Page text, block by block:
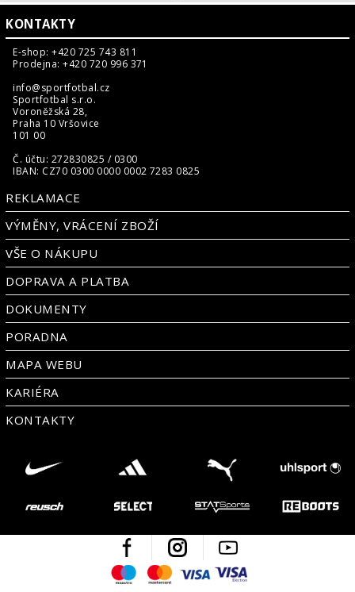
KONTAKTY
E-shop: +420 725 743 811
Prodejna: +420 720 996 371
info@sportfotbal.cz
Sportfotbal s.r.o.
Voroněžská 28,
Praha 10 Vršovice
101 00
Č. účtu: 272830825 / 0300
IBAN: CZ70 0300 0000 0002 7283 0825
REKLAMACE
VÝMĚNY, VRÁCENÍ ZBOŽÍ
VŠE O NÁKUPU
DOPRAVA A PLATBA
DOKUMENTY
PORADNA
MAPA WEBU
KARIÉRA
KONTAKTY
Facebook Instagram
MaestroMastercard
Visa